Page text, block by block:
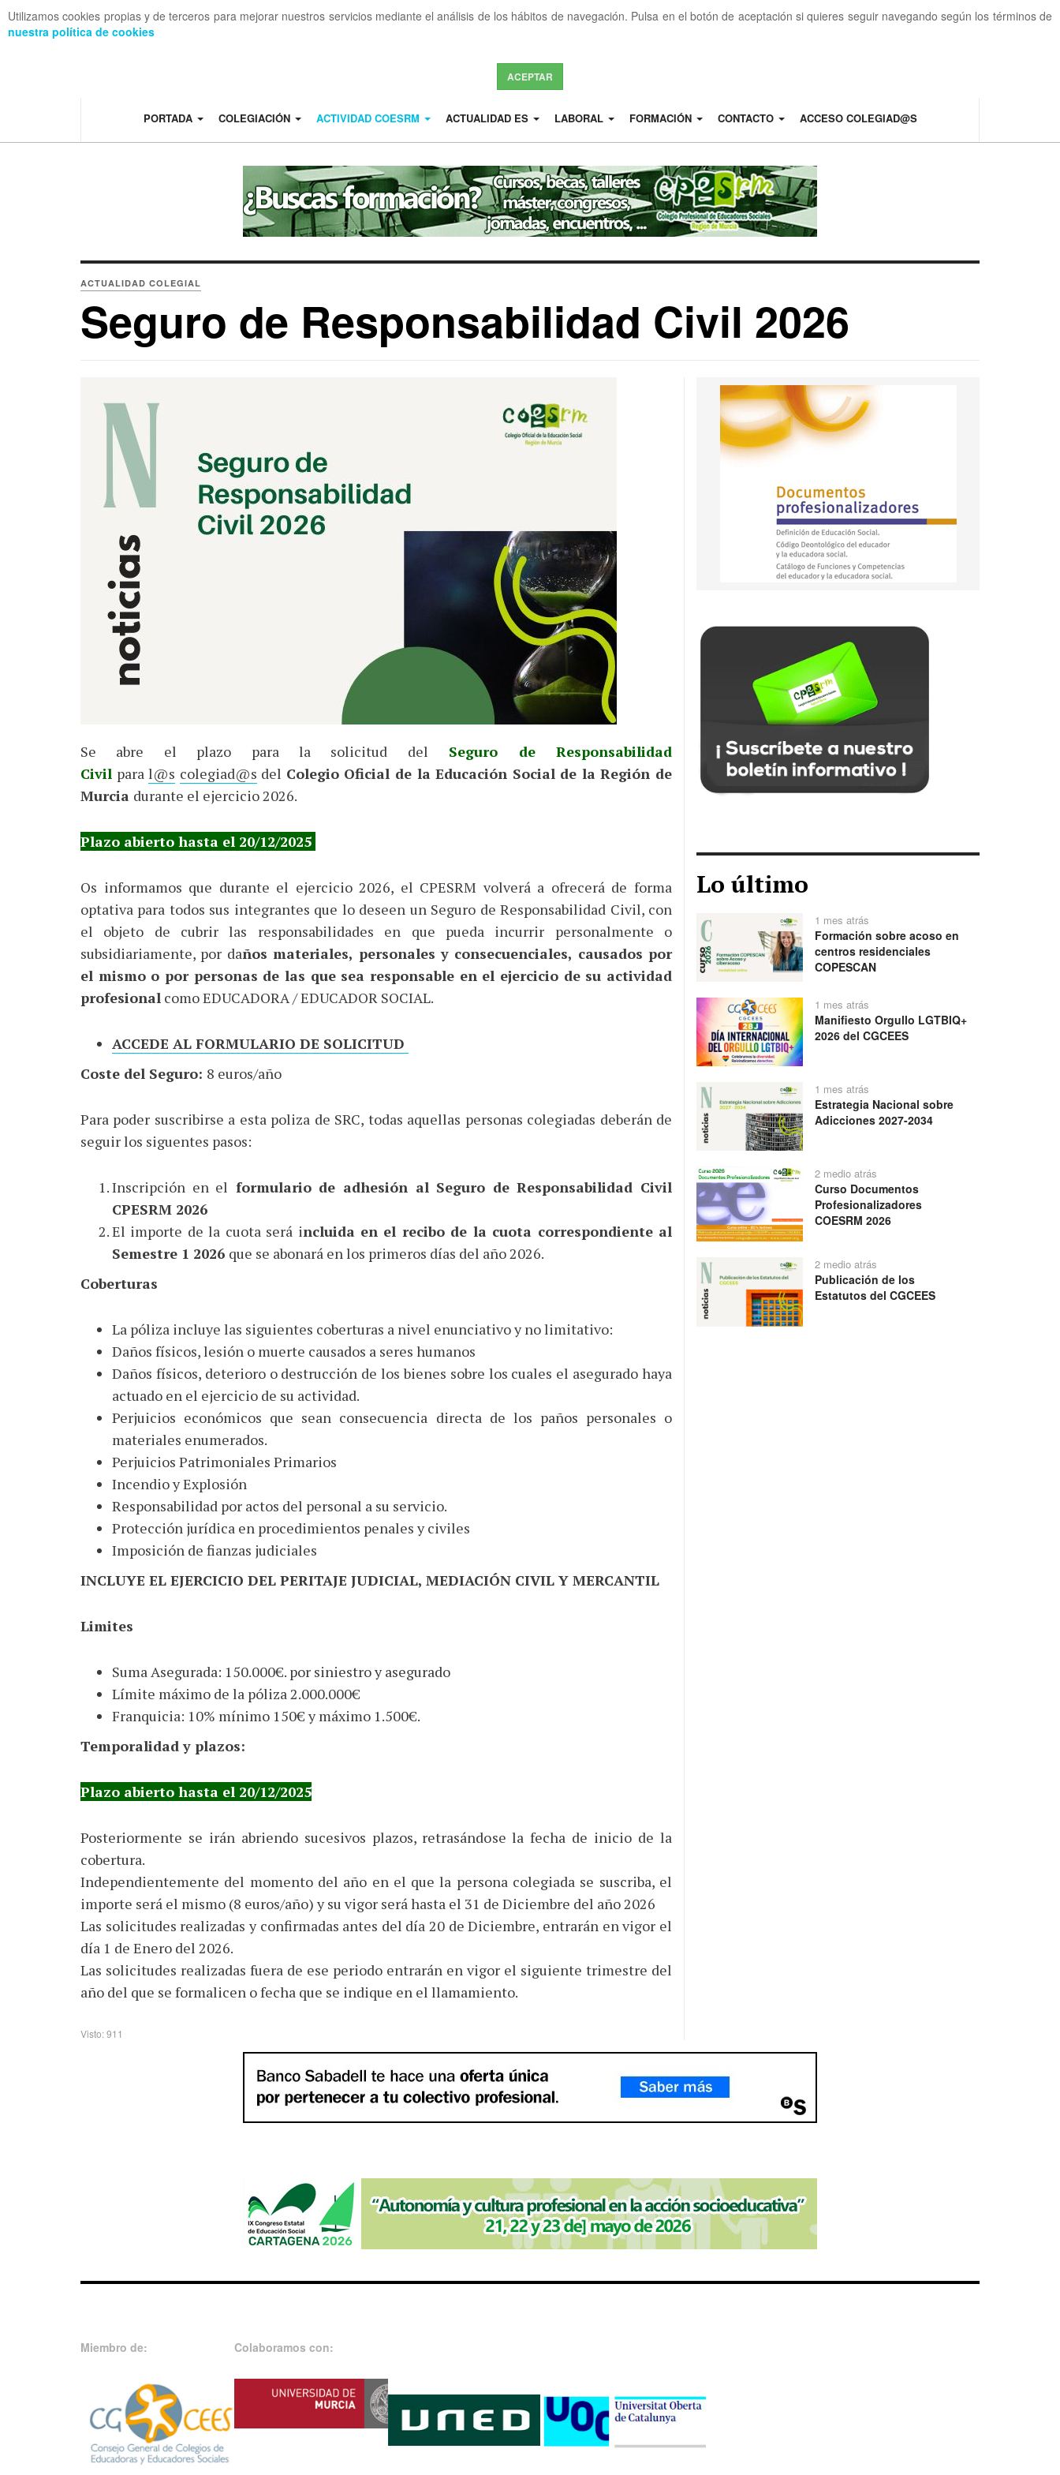
Utilizamos cookies propias y de terceros para mejorar nuestros servicios mediante el análisis de los hábitos de navegación. Pulsa en el botón de aceptación si quieres seguir navegando según los términos de
nuestra política de cookies
ACEPTAR
PORTADA COLEGIACIÓN ACTIVIDAD COESRM ACTUALIDAD ES LABORAL FORMACIÓN CONTACTO ACCESO COLEGIAD@S
ACTUALIDAD COLEGIAL
Seguro de Responsabilidad Civil 2026
Se abre el plazo para la solicitud del Seguro de Responsabilidad
Civil paral@s colegiad@s del Colegio Oficial de la Educación Social de la Región de
Murcia durante el ejercicio 2026.
Plazo abierto hasta el 20/12/2025
Os informamos que durante el ejercicio 2026, el CPESRM volverá a ofrecerá de forma
optativa para todos sus integrantes que lo deseen un Seguro de Responsabilidad Civil, con
el objeto de cubrir las responsabilidades en que pueda incurrir personalmente o
subsidiariamente, por daños materiales, personales y consecuenciales, causados por
el mismo o por personas de las que sea responsable en el ejercicio de su actividad
profesional como EDUCADORA / EDUCADOR SOCIAL.
ACCEDE AL FORMULARIO DE SOLICITUD
Coste del Seguro: 8 euros/año
Para poder suscribirse a esta poliza de SRC, todas aquellas personas colegiadas deberán de
seguir los siguentes pasos:
Inscripción en el formulario de adhesión al Seguro de Responsabilidad Civil
CPESRM 2026
El importe de la cuota será incluida en el recibo de la cuota correspondiente al
Semestre 1 2026 que se abonará en los primeros días del año 2026.
Coberturas
La póliza incluye las siguientes coberturas a nivel enunciativo y no limitativo:
Daños físicos, lesión o muerte causados a seres humanos
Daños físicos, deterioro o destrucción de los bienes sobre los cuales el asegurado haya
actuado en el ejercicio de su actividad.
Perjuicios económicos que sean consecuencia directa de los paños personales o
materiales enumerados.
Perjuicios Patrimoniales Primarios
Incendio y Explosión
Responsabilidad por actos del personal a su servicio.
Protección jurídica en procedimientos penales y civiles
Imposición de fianzas judiciales
INCLUYE EL EJERCICIO DEL PERITAJE JUDICIAL, MEDIACIÓN CIVIL Y MERCANTIL
Limites
Suma Asegurada: 150.000€. por siniestro y asegurado
Límite máximo de la póliza 2.000.000€
Franquicia: 10% mínimo 150€ y máximo 1.500€.
Temporalidad y plazos:
Plazo abierto hasta el 20/12/2025
Posteriormente se irán abriendo sucesivos plazos, retrasándose la fecha de inicio de la
cobertura.
Independientemente del momento del año en el que la persona colegiada se suscriba, el
importe será el mismo (8 euros/año) y su vigor será hasta el 31 de Diciembre del año 2026
Las solicitudes realizadas y confirmadas antes del día 20 de Diciembre, entrarán en vigor el
día 1 de Enero del 2026.
Las solicitudes realizadas fuera de ese periodo entrarán en vigor el siguiente trimestre del
año del que se formalicen o fecha que se indique en el llamamiento.
Visto: 911
Lo último
1 mes atrás
Formación sobre acoso en
centros residenciales
COPESCAN
1 mes atrás
Manifiesto Orgullo LGTBIQ+
2026 del CGCEES
1 mes atrás
Estrategia Nacional sobre
Adicciones 2027-2034
2 medio atrás
Curso Documentos
Profesionalizadores
COESRM 2026
2 medio atrás
Publicación de los
Estatutos del CGCEES
Miembro de: Colaboramos con: